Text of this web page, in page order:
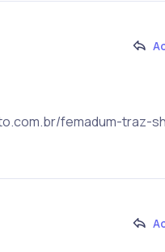
femadum-traz-